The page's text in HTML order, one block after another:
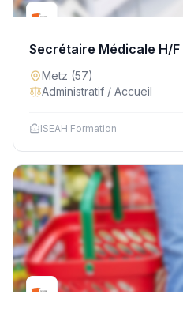
Secrétaire Médicale H/F
Metz (57)
Administratif / Accueil
ISEAH Formation